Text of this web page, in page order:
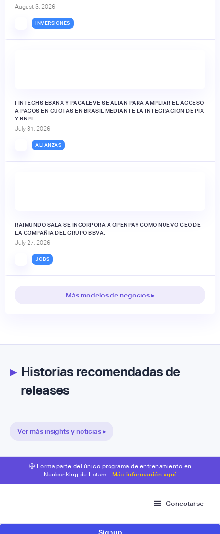
August 3, 2026
INVERSIONES
FINTECHS EBANX Y PAGALEVE SE ALÍAN PARA AMPLIAR EL ACCESO
A PAGOS EN CUOTAS EN BRASIL MEDIANTE LA INTEGRACIÓN DE PIX
Y BNPL
July 31, 2026
ALIANZAS
RAIMUNDO SALA SE INCORPORA A OPENPAY COMO NUEVO CEO DE
LA COMPAÑÍA DEL GRUPO BBVA.
July 27, 2026
JOBS
Más modelos de negocios ▸
▸Historias recomendadas de
releases
Ver más insights y noticias ▸
🤩 Forma parte del único programa de entrenamiento en
Neobanking de Latam.
Más información aquí
Conectarse
Signup